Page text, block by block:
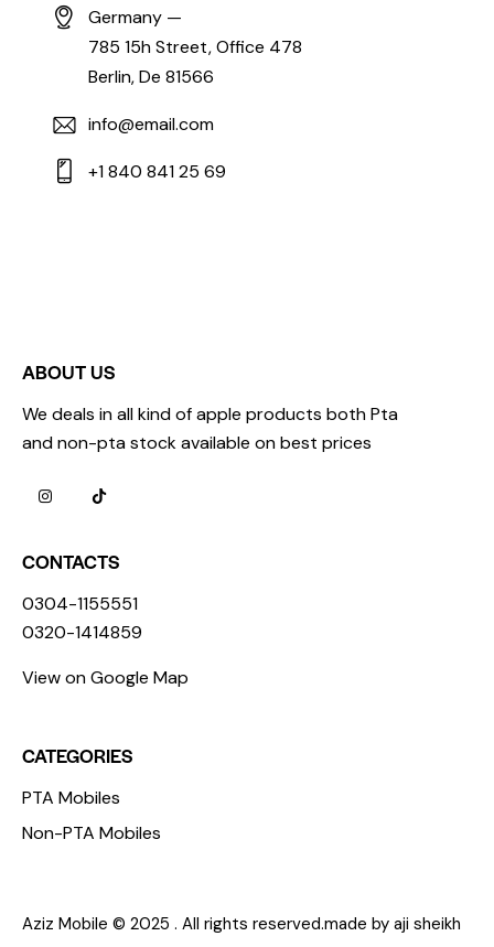
Germany —
785 15h Street, Office 478
Berlin, De 81566
info@email.com
+1 840 841 25 69
ABOUT US
We deals in all kind of apple products both Pta
and non-pta stock available on best prices
CONTACTS
0304-1155551
0320-1414859
View on Google Map
CATEGORIES
PTA Mobiles
Non-PTA Mobiles
Aziz Mobile © 2025 . All rights reserved.made by aji sheikh